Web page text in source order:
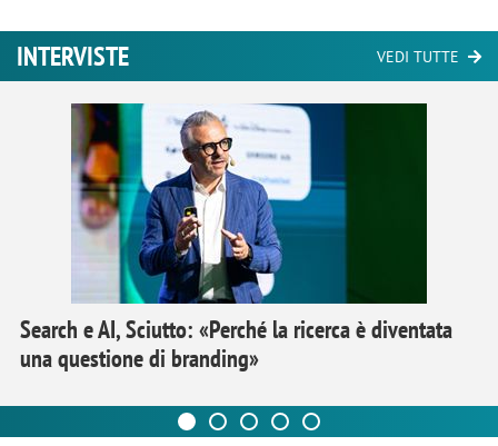
INTERVISTE VEDI TUTTE
Search e AI, Sciutto: «Perché la ricerca è diventata
una questione di branding»